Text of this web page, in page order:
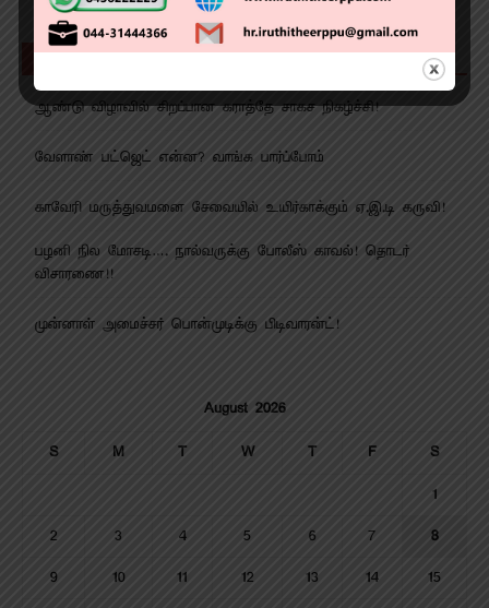
ஆண்டு விழாவில் சிறப்பான கராத்தே சாகச நிகழ்ச்சி!
வேளாண் பட்ஜெட் என்ன? வாங்க பார்ப்போம்
காவேரி மருத்துவமனை சேவையில் உயிர்காக்கும் ஏ.இ.டி கருவி!
பழனி நில மோசடி…. நால்வருக்கு போலீஸ் காவல்! தொடர்
விசாரணை!!
முன்னாள் அமைச்சர் பொன்முடிக்கு பிடிவாரன்ட்!
August 2026
S M T W T F S
1
2 3 4 5 6 7 8
9 10 11 12 13 14 15